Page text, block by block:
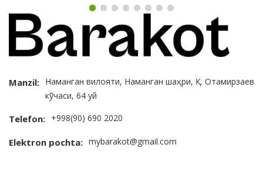
Manzil: Наманган вилояти, Наманган шаҳри, Қ. Отамирзаев
кўчаси, 64 уй
Telefon: +998(90) 690 2020
Elektron pochta: mybarakot@gmail.com